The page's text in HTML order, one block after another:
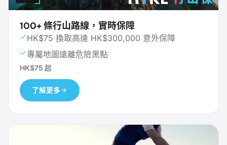
100+ 條行山路線，實時保障
HK$75 換取高達 HK$300,000 意外保障
專屬地圖遠離危險黑點
HK$75 起
了解更多